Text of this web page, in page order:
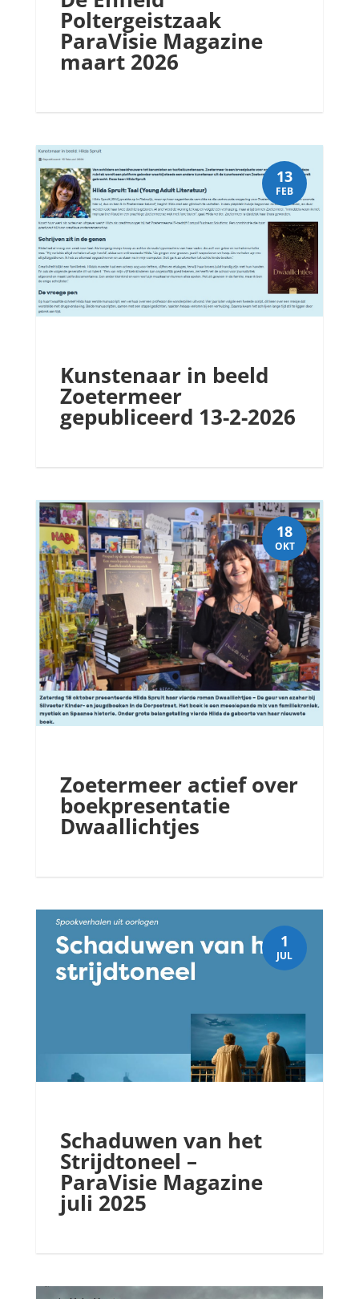
Poltergeistzaak
ParaVisie Magazine
maart 2026
Kunstenaar in beeld
Zoetermeer
gepubliceerd 13-2-2026
13
FEB
Zoetermeer actief over
boekpresentatie
Dwaallichtjes
18
OKT
Schaduwen van het
Strijdtoneel –
ParaVisie Magazine
juli 2025
1
JUL